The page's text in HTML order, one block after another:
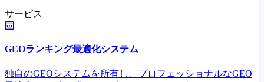
サービス
GEOランキング最適化システム
独自のGEOシステムを所有し、プロフェッショナルなGEO